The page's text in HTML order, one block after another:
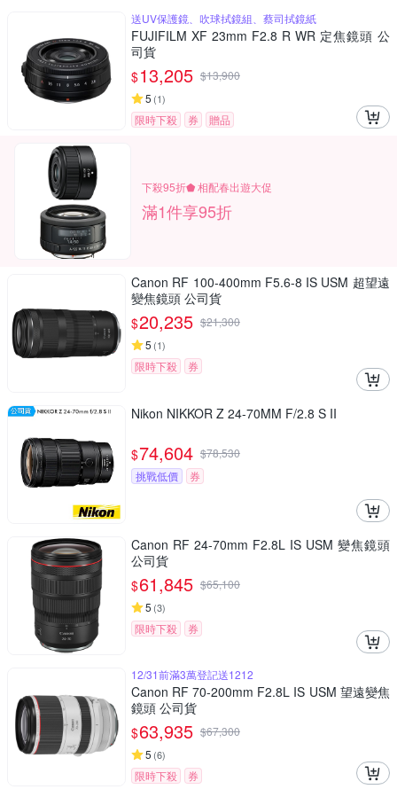
送UV保護鏡、吹球拭鏡組、蔡司拭鏡紙
FUJIFILM XF 23mm F2.8 R WR 定焦鏡頭 公
司貨
$13,205 $13,900
5 (1)
限時下殺 券 贈品
下殺95折⬟ 相配春出遊大促
滿1件享95折
Canon RF 100-400mm F5.6-8 IS USM 超望遠
變焦鏡頭 公司貨
$20,235 $21,300
5 (1)
限時下殺 券
Nikon NIKKOR Z 24-70MM F/2.8 S II
$74,604 $78,530
挑戰低價
券
Canon RF 24-70mm F2.8L IS USM 變焦鏡頭
公司貨
$61,845 $65,100
5 (3)
限時下殺 券
12/31前滿3萬登記送1212
Canon RF 70-200mm F2.8L IS USM 望遠變焦
鏡頭 公司貨
$63,935 $67,300
5 (6)
限時下殺
券